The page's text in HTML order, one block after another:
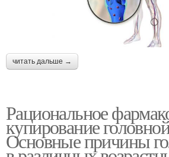
читать дальше →
Рациональное
купирование
Основные причины